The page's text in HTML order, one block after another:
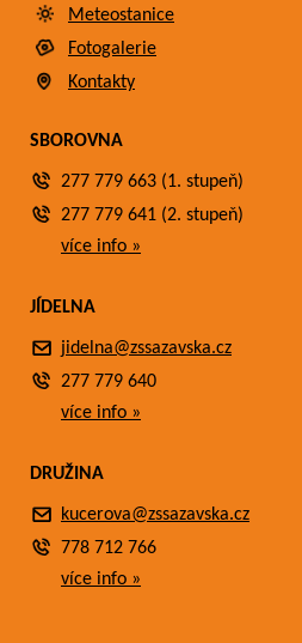
Meteostanice
Fotogalerie
Kontakty
SBOROVNA
277 779 663 (1. stupeň)
277 779 641 (2. stupeň)
více info »
JÍDELNA
jidelna@zssazavska.cz
277 779 640
více info »
DRUŽINA
kucerova@zssazavska.cz
778 712 766
více info »